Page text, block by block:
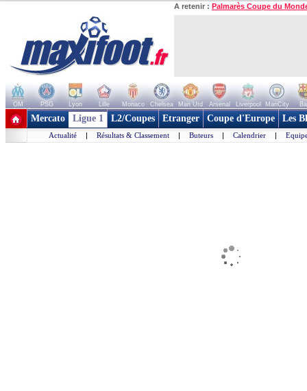
A retenir : Palmarès Coupe du
OM PSG Lyon Lille Monaco Chelsea Man Utd Arsenal Liverpool ManCity
+ de clubs
Mercato Ligue 1 L2/Coupes Etranger Coupe d'Europe Les
Actualité | Résultats & Classement | Buteurs | Calendrier |